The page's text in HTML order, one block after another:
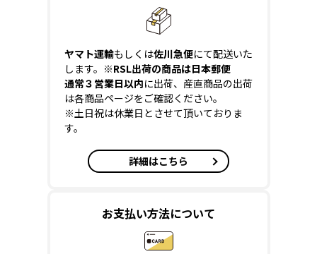
ヤマト運輸もしくは佐川急便にて配送いた
します。 ※RSL出荷の商品は日本郵便
通常３営業日以内に出荷、産直商品の出荷
は各商品ページをご確認ください。
※土日祝は休業日とさせて頂いておりま
す。
詳細はこちら
お支払い方法について